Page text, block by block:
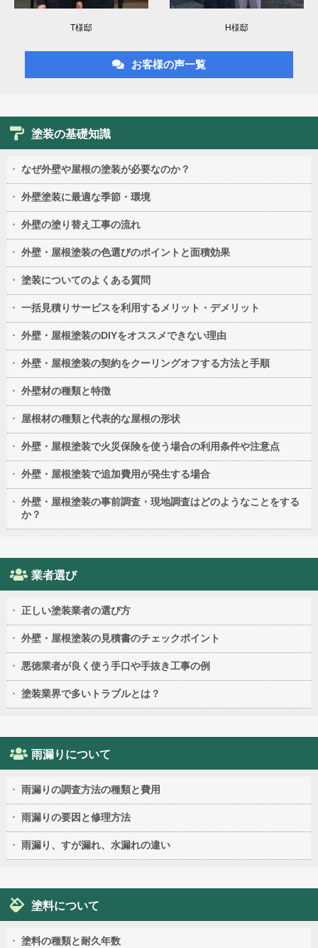
T様邸 H様邸
お客様の声一覧
塗装の基礎知識
なぜ外壁や屋根の塗装が必要なのか？
外壁塗装に最適な季節・環境
外壁の塗り替え工事の流れ
外壁・屋根塗装の色選びのポイントと面積効果
塗装についてのよくある質問
一括見積りサービスを利用するメリット・デメリット
外壁・屋根塗装のDIYをオススメできない理由
外壁・屋根塗装の契約をクーリングオフする方法と手順
外壁材の種類と特徴
屋根材の種類と代表的な屋根の形状
外壁・屋根塗装で火災保険を使う場合の利用条件や注意点
外壁・屋根塗装で追加費用が発生する場合
外壁・屋根塗装の事前調査・現地調査はどのようなことをする
か？
業者選び
正しい塗装業者の選び方
外壁・屋根塗装の見積書のチェックポイント
悪徳業者が良く使う手口や手抜き工事の例
塗装業界で多いトラブルとは？
雨漏りについて
雨漏りの調査方法の種類と費用
雨漏りの要因と修理方法
雨漏り、すが漏れ、水漏れの違い
塗料について
塗料の種類と耐久年数